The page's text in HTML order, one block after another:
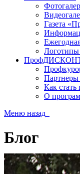
Газета
Как
О
Меню назад
Блог
Вы здесь: